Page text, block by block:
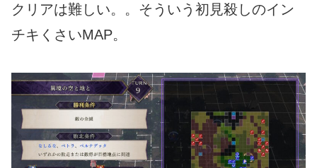
クリアは難しい。。そういう初見殺しのイン
チキくさいMAP。